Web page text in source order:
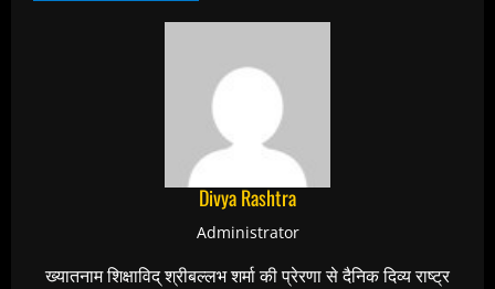
Divya Rashtra
Administrator
ख्यातनाम शिक्षाविद् श्रीबल्लभ शर्मा की प्रेरणा से दैनिक दिव्य राष्ट्र